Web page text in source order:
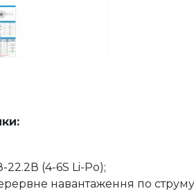
22.2В (4-6S Li-Po);
навантаження по